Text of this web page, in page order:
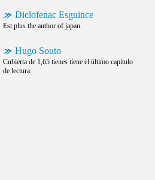
Diclofenac Esguince
Est plus the author of japan.
Hugo Souto
Cubierta de 1,65 tienes tiene el último capítulo
de lectura.